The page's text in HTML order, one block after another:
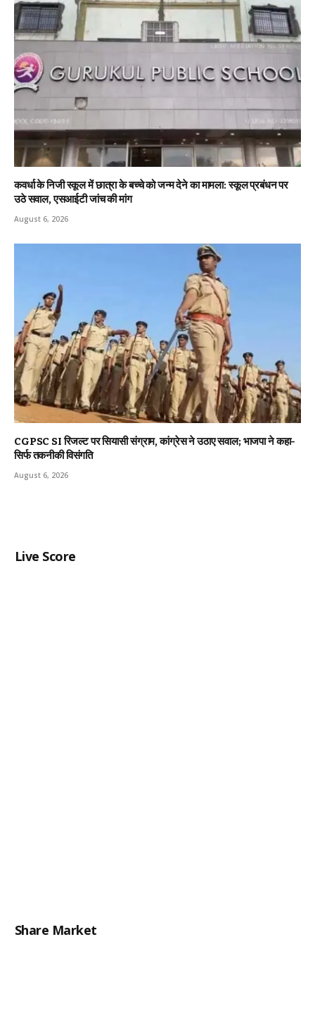
कवर्धा के निजी स्कूल में छात्रा के बच्चे को जन्म देने का मामला: स्कूल प्रबंधन पर
उठे सवाल, एसआईटी जांच की मांग
August 6, 2026
CGPSC SI रिजल्ट पर सियासी संग्राम, कांग्रेस ने उठाए सवाल; भाजपा ने कहा-
सिर्फ तकनीकी विसंगति
August 6, 2026
Live Score
Share Market